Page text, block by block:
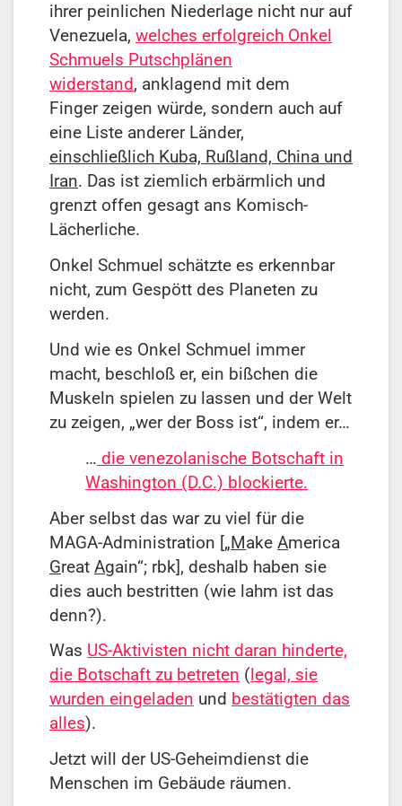
ihrer peinlichen Niederlage nicht nur auf
Venezuela, welches erfolgreich Onkel
Schmuels Putschplänen
widerstand, anklagend mit dem
Fingerzeigen würde, sondern auch auf
eine Liste anderer Länder,
einschließlich Kuba, Rußland, China und
Iran. Das ist ziemlich erbärmlich und
grenzt offen gesagt ans Komisch-
Lächerliche.
Onkel Schmuel schätzte es erkennbar
nicht, zum Gespött des Planeten zu
werden.
Und wie es Onkel Schmuel immer
macht, beschloß er, ein bißchen die
Muskeln spielen zu lassen und der Welt
zu zeigen, „wer der Boss ist“, indem er…
… die venezolanische Botschaft in
Washington (D.C.) blockierte.
Aber selbst das war zu viel für die
MAGA-Administration [„Make America
Great Again“; rbk], deshalb haben sie
dies auch bestritten (wie lahm ist das
denn?).
Was US-Aktivisten nicht daran hinderte,
die Botschaft zu betreten (legal, sie
wurden eingeladen und bestätigten das
alles).
Jetzt will der US-Geheimdienst die
Menschen im Gebäude räumen.